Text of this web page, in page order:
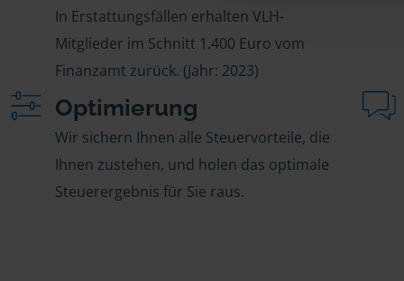
In Erstattungsfällen erhalten VLH-
Mitglieder im Schnitt 1.400 Euro vom
Finanzamt zurück. (Jahr: 2023)
Optimierung
Wir sichern Ihnen alle Steuervorteile, die
Ihnen zustehen, und holen das optimale
Steuerergebnis für Sie raus.